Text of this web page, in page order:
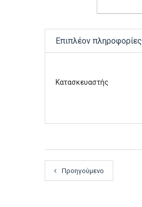
Επιπλέον πληροφορίες
Κατασκευαστής
Προηγούμενο